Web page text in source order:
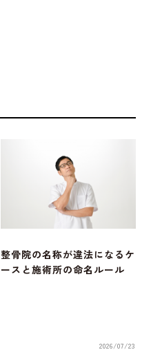
整骨院の名称が違法になるケ
ースと施術所の命名ルール
2026/07/23